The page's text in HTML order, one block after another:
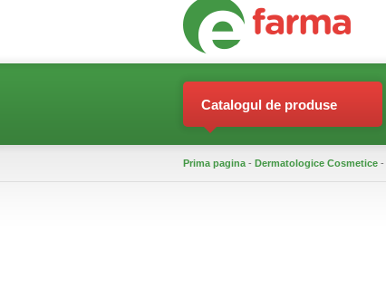
Catalogul de produse
Prima pagina - Dermatologice Cosmetice -